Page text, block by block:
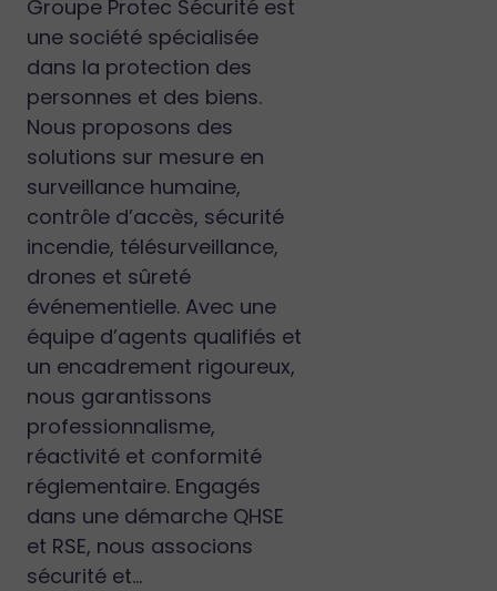
Groupe Protec Sécurité est
une société spécialisée
dans la protection des
personnes et des biens.
Nous proposons des
solutions sur mesure en
surveillance humaine,
contrôle d’accès, sécurité
incendie, télésurveillance,
drones et sûreté
événementielle. Avec une
équipe d’agents qualifiés et
un encadrement rigoureux,
nous garantissons
professionnalisme,
réactivité et conformité
réglementaire. Engagés
dans une démarche QHSE
et RSE, nous associons
sécurité et...